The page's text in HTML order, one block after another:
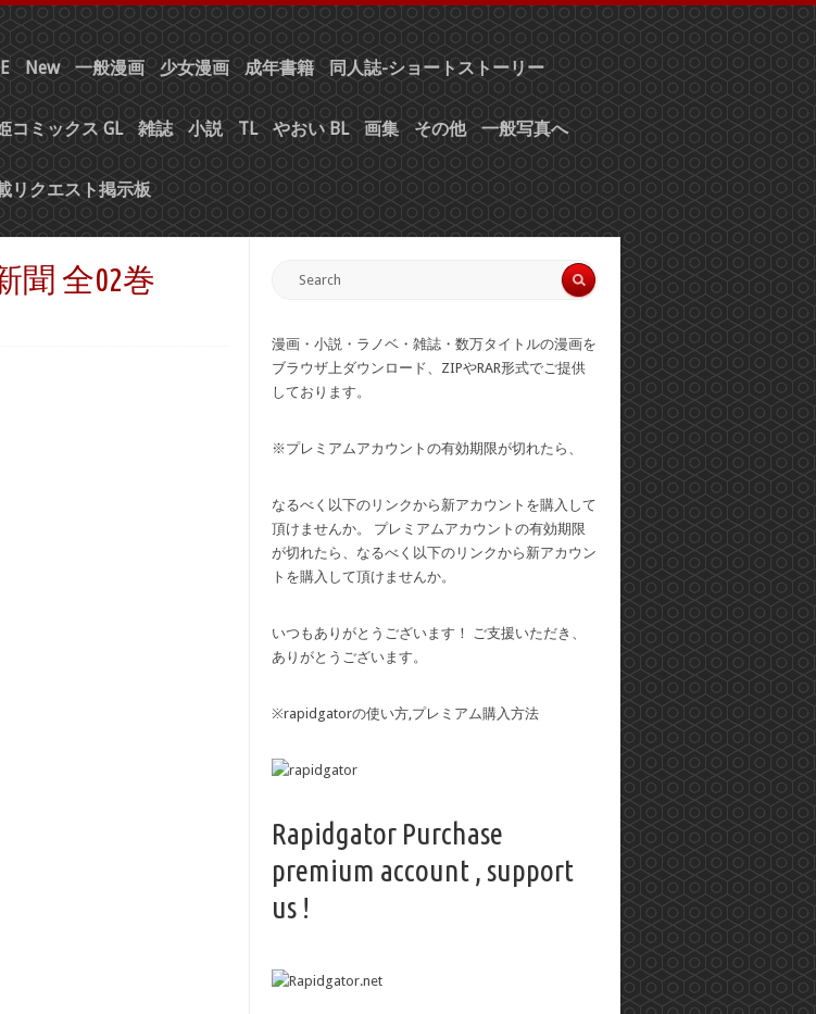
New 一般漫画 少女漫画 成年書籍 同人誌-ショートストーリー
コミックス GL 雑誌 小説 TL やおい BL 画集 その他 一般写真へ
リクエスト掲示板
聞 全02巻
漫画・小説・ラノベ・雑誌・数万タイトルの漫画を
ブラウザ上ダウンロード、ZIPやRAR形式でご提供
しております。
※プレミアムアカウントの有効期限が切れたら、
なるべく以下のリンクから新アカウントを購入して
頂けませんか。 プレミアムアカウントの有効期限
が切れたら、なるべく以下のリンクから新アカウン
トを購入して頂けませんか。
いつもありがとうございます！ ご支援いただき、
ありがとうございます。
※rapidgatorの使い方,プレミアム購入方法
Rapidgator Purchase
premium account , support
us !